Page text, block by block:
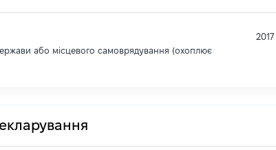
або місцевого самоврядування (охоплює
2017